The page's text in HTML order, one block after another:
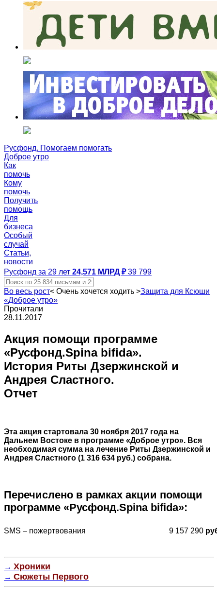
Русфонд. Помогаем помогать
Доброе утро
Как
помочь
Кому
помочь
Получить
помощь
Для
бизнеса
Особый
случай
Статьи,
новости
Русфонд за 29 лет 24,571 МЛРД ₽ 39 799
Во весь рост< Очень хочется ходить >Защита для Ксюши
«Доброе утро»
Прочитали
28.11.2017
Акция помощи программе
«Русфонд.Spina bifida».
История Риты Дзержинской и
Андрея Сластного.
Отчет
Эта акция стартовала 30 ноября 2017 года на
Дальнем Востоке в программе «Доброе утро». Вся
необходимая сумма на лечение Риты Дзержинской и
Андрея Сластного (1 316 634 руб.) собрана.
Перечислено в рамках акции помощи
программе «Русфонд.Spina bifida»:
SMS – пожертвования 9 157 290
→ Хроники
→ Сюжеты Первого